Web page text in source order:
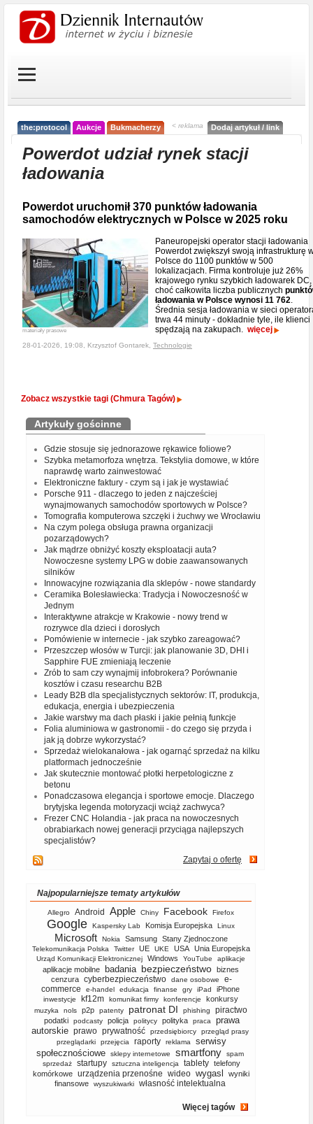
the:protocol Aukcje Bukmacherzy < reklama Dodaj artykuł / link
Powerdot udział rynek stacji
ładowania
Powerdot uruchomił 370 punktów ładowania
samochodów elektrycznych w Polsce w 2025 roku
materiały prasowe
Paneuropejski operator stacji ładowania
Powerdot zwiększył swoją infrastrukturę
Polsce do 1100 punktów w 500
lokalizacjach. Firma kontroluje już 26%
krajowego rynku szybkich ładowarek DC,
choć całkowita liczba publicznych
ładowania w Polsce wynosi 11 762.
Średnia sesja ładowania w sieci
trwa 44 minuty - dokładnie tyle, ile klienci
spędzają na zakupach. więcej
28-01-2026, 19:08, Krzysztof Gontarek, Technologie
Zobacz wszystkie tagi (Chmura Tagów)
Artykuły gościnne
Gdzie stosuje się jednorazowe rękawice foliowe?
Szybka metamorfoza wnętrza. Tekstylia domowe, w które
naprawdę warto zainwestować
Elektroniczne faktury - czym są i jak je wystawiać
Porsche 911 - dlaczego to jeden z najcześciej
wynajmowanych samochodów sportowych w Polsce?
Tomografia komputerowa szczęki i żuchwy we Wrocławiu
Na czym polega obsługa prawna organizacji
pozarządowych?
Jak mądrze obniżyć koszty eksploatacji auta?
Nowoczesne systemy LPG w dobie zaawansowanych
silników
Innowacyjne rozwiązania dla sklepów - nowe standardy
Ceramika Bolesławiecka: Tradycja i Nowoczesność w
Jednym
Interaktywne atrakcje w Krakowie - nowy trend w
rozrywce dla dzieci i dorosłych
Pomówienie w internecie - jak szybko zareagować?
Przeszczep włosów w Turcji: jak planowanie 3D, DHI i
Sapphire FUE zmieniają leczenie
Zrób to sam czy wynajmij infobrokera? Porównanie
kosztów i czasu researchu B2B
Leady B2B dla specjalistycznych sektorów: IT, produkcja,
edukacja, energia i ubezpieczenia
Jakie warstwy ma dach płaski i jakie pełnią funkcje
Folia aluminiowa w gastronomii - do czego się przyda i
jak ją dobrze wykorzystać?
Sprzedaż wielokanałowa - jak ogarnąć sprzedaż na kilku
platformach jednocześnie
Jak skutecznie montować płotki herpetologiczne z
betonu
Ponadczasowa elegancja i sportowe emocje. Dlaczego
brytyjska legenda motoryzacji wciąż zachwyca?
Frezer CNC Holandia - jak praca na nowoczesnych
obrabiarkach nowej generacji przyciąga najlepszych
specjalistów?
Zapytaj o ofertę
Najpopularniejsze tematy artykułów
Allegro Android Apple Chiny Facebook Firefox
Google Kaspersky Lab Komisja Europejska Linux
Microsoft Nokia Samsung Stany Zjednoczone
Telekomunikacja Polska Twitter UE UKE USA Unia Europejska
Urząd Komunikacji Elektronicznej Windows YouTube aplikacje
aplikacje mobilne badania bezpieczeństwo biznes
cenzura cyberbezpieczeństwo dane osobowe
e-
commerce
e-handel edukacja finanse gry iPad iPhone
inwestycje kf12m komunikat firmy konferencje konkursy
muzyka nols p2p patenty patronat DI phishing piractwo
podatki podcasty policja politycy polityka praca
prawa
autorskie prawo prywatność przedsiębiorcy
przegląd prasy
przeglądarki
przejęcia raporty reklama
serwisy
społecznościowe
sklepy internetowe smartfony
spam
sprzedaż
startupy sztuczna inteligencja tablety telefony
komórkowe
urządzenia przenośne wideo wygasl
wyniki
finansowe
wyszukiwarki własność intelektualna
Więcej tagów